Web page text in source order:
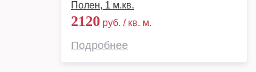
Полен, 1 м.кв.
2120 руб. / кв. м.
Подробнее